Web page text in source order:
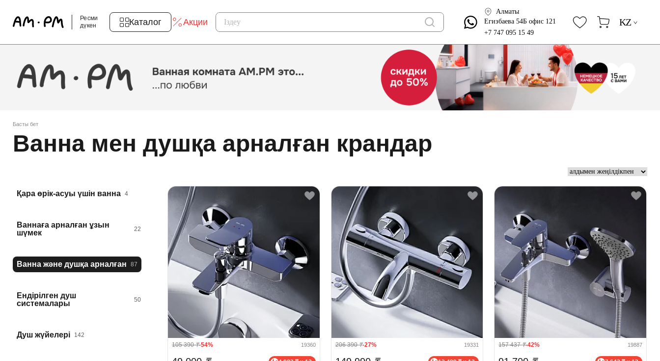
Ресми
дүкен
Каталог Акции
Алматы
Егизбаева 54Б офис 121
+7 747 095 15 49
KZ
Басты бет
Ванна мен душқа арналған крандар
Қара өрік-асуы үшін ванна 4
Ваннаға арналған ұзын
шүмек
22
Ванна және душқа арналған 87
Ендірілген душ
системалары
50
Душ жүйелері 142
105 390₸-54% 19360 206 390₸-27% 19331 157 437₸-42% 19887